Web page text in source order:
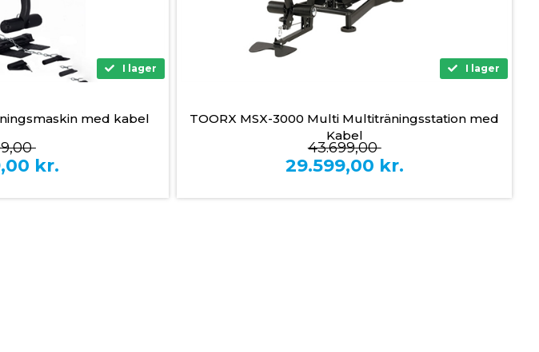
I lager
med kabel
kr.
I lager
TOORX MSX-3000 Multi Multiträningsstation med
Kabel
43.699,00
29.599,00 kr.